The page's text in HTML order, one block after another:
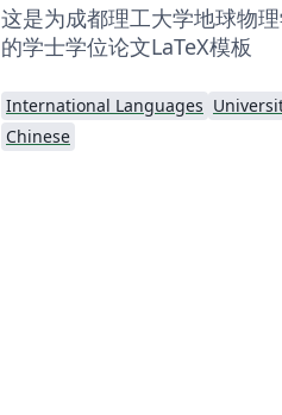
这是为成都理工大学地球物
的学士学位论文LaTeX模板
International Languages
Chinese